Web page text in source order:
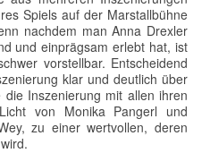
Spiels auf der Marstallbühne
nachdem man Anna Drexler
und einprägsam erlebt hat, ist
vorstellbar. Entscheidend
klar und deutlich über
Inszenierung mit allen ihren
von Monika Pangerl und
zu einer wertvollen, deren